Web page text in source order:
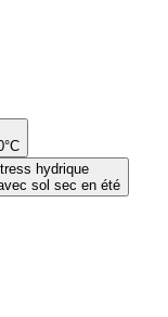
hydrique
sol sec en été